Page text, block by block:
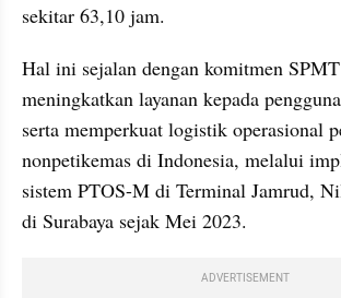
sekitar 63,10 jam.
Hal ini sejalan dengan komitmen
meningkatkan layanan kepada
serta memperkuat logistik operasional
nonpetikemas di Indonesia, melalui
sistem PTOS-M di Terminal Jamrud,
di Surabaya sejak Mei 2023.
ADVERTISEMENT